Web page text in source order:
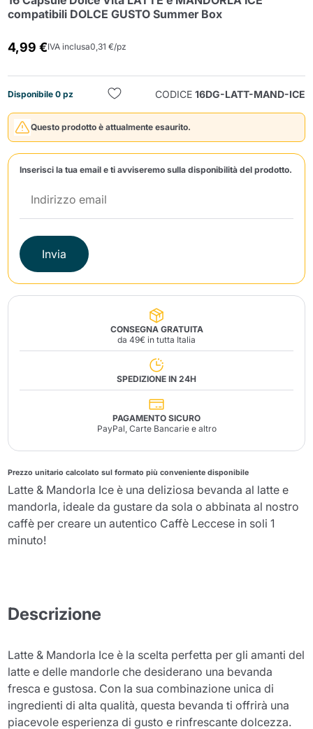
compatibili DOLCE GUSTO Summer Box
4,99 €IVA inclusa0,31 €/pz
Disponibile 0 pz CODICE 16DG-LATT-MAND-ICE
Questo prodotto è attualmente esaurito.
Inserisci la tua email e ti avviseremo sulla disponibilità del prodotto.
Invia
CONSEGNA GRATUITA
da 49€ in tutta Italia
SPEDIZIONE IN 24H
PAGAMENTO SICURO
PayPal, Carte Bancarie e altro
Prezzo unitario calcolato sul formato più conveniente disponibile
Latte & Mandorla Ice è una deliziosa bevanda al latte e
mandorla, ideale da gustare da sola o abbinata al nostro
caffè per creare un autentico Caffè Leccese in soli 1
minuto!
Descrizione
Latte & Mandorla Ice è la scelta perfetta per gli amanti del
latte e delle mandorle che desiderano una bevanda
fresca e gustosa. Con la sua combinazione unica di
ingredienti di alta qualità, questa bevanda ti offrirà una
piacevole esperienza di gusto e rinfrescante dolcezza.
Invia